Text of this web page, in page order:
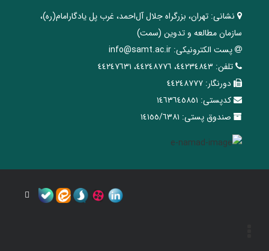
نشانی: تهران، ‌بزرگراه ‌جلال آل‌احمد، غرب پل يادگار‌امام(ره)‌،
سازمان مطالعه و تدوین‌ (سمت)
پست الکترونیکی: info@samt.ac.ir
تلفن: ٤٤٢٣٤٨٤٣، ٤٤٢٤٨٧٧٦، ٤٤٢٤٧٦٣١
دورنگار: ٤٤٢٤٨٧٧٧
کدپستی: ١٤٦٣٦٤٥٨٥١
صندوق پستی: ١٤١٥٥/٦٣٨١